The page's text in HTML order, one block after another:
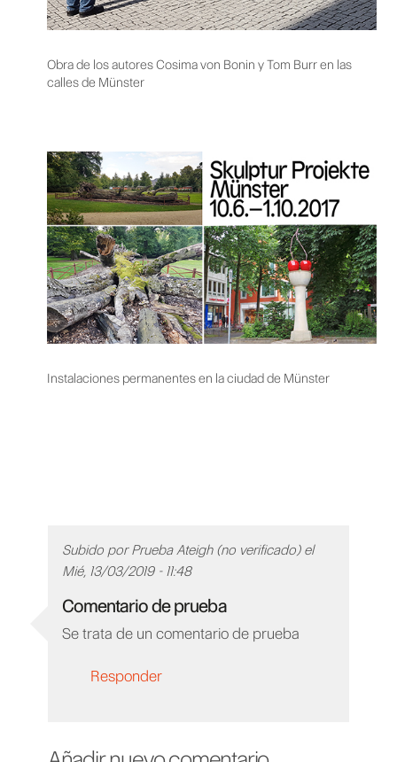
Obra de los autores Cosima von Bonin y Tom Burr en las
calles de Münster
Instalaciones permanentes en la ciudad de Münster
Subido porPrueba Ateigh (no verificado)el
Mié, 13/03/2019 - 11:48
Comentario de prueba
Se trata de un comentario de prueba
Responder